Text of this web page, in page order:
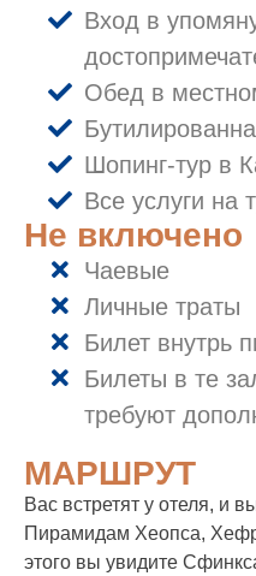
Вход в
Обед в
Шопинг-тур в
Все услуги на
Не включено
Чаевые
Личные траты
Билет внутрь
Билеты в те
требуют
МАРШРУТ
Вас встретят у отеля, и
Пирамидам Хеопса,
этого вы увидите